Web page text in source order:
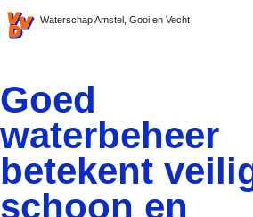
VVD.nlWaterschap Amstel, Gooi en Vecht
Goed
waterbeheer
betekent
schoon en